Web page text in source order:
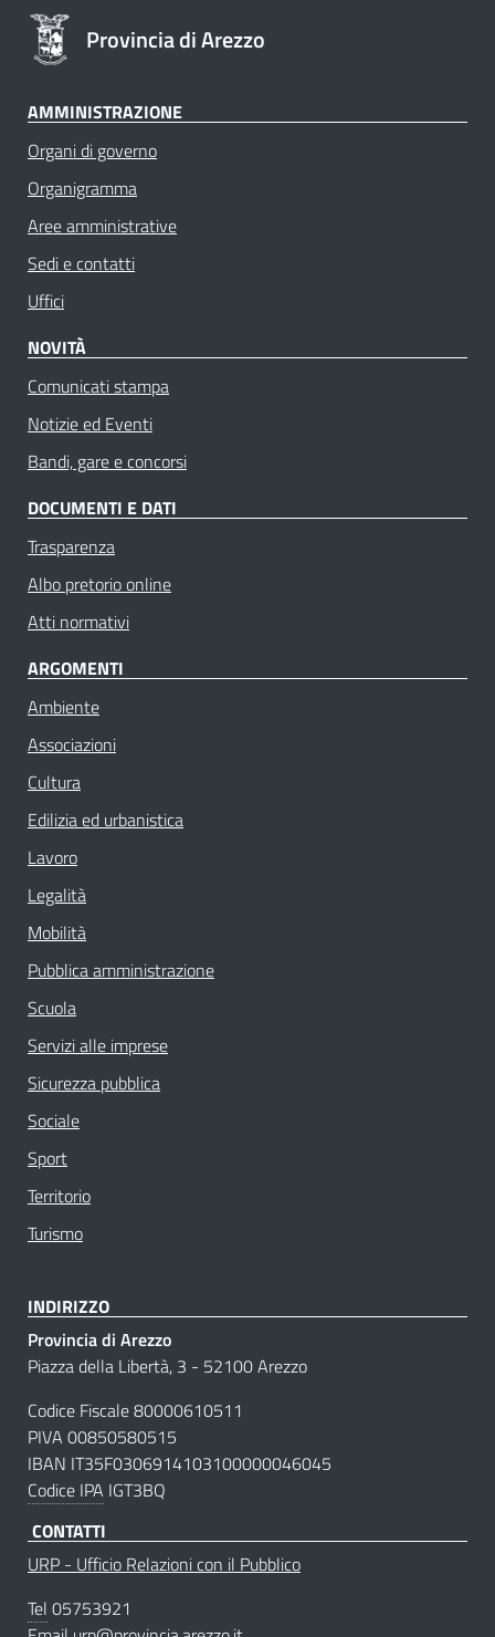
Provincia di Arezzo
AMMINISTRAZIONE
Organi di governo
Organigramma
Aree amministrative
Sedi e contatti
Uffici
NOVITÀ
Comunicati stampa
Notizie ed Eventi
Bandi, gare e concorsi
DOCUMENTI E DATI
Trasparenza
Albo pretorio online
Atti normativi
ARGOMENTI
Ambiente
Associazioni
Cultura
Edilizia ed urbanistica
Lavoro
Legalità
Mobilità
Pubblica amministrazione
Scuola
Servizi alle imprese
Sicurezza pubblica
Sociale
Sport
Territorio
Turismo
INDIRIZZO
Provincia di Arezzo
Piazza della Libertà, 3 - 52100 Arezzo
Codice Fiscale 80000610511
PIVA 00850580515
IBAN IT35F0306914103100000046045
Codice IPA IGT3BQ
CONTATTI
URP - Ufficio Relazioni con il Pubblico
Tel 05753921